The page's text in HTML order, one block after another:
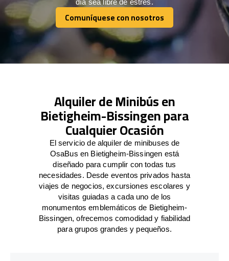
Comuníquese con nosotros
Comuníquese con nosotros
Alquiler de Minibús en
Bietigheim-Bissingen para
Cualquier Ocasión
El servicio de alquiler de minibuses de
OsaBus en Bietigheim-Bissingen está
diseñado para cumplir con todas tus
necesidades. Desde eventos privados hasta
viajes de negocios, excursiones escolares y
visitas guiadas a cada uno de los
monumentos emblemáticos de Bietigheim-
Bissingen, ofrecemos comodidad y fiabilidad
para grupos grandes y pequeños.